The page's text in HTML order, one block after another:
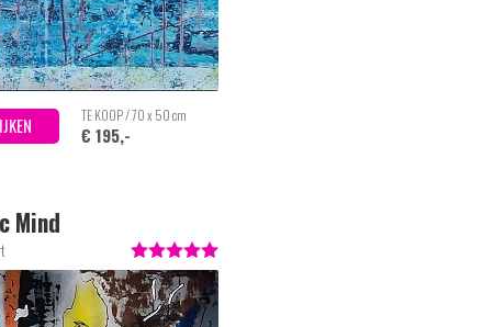
TE KOOP / 70 x 50 cm
€ 195,-
Mind